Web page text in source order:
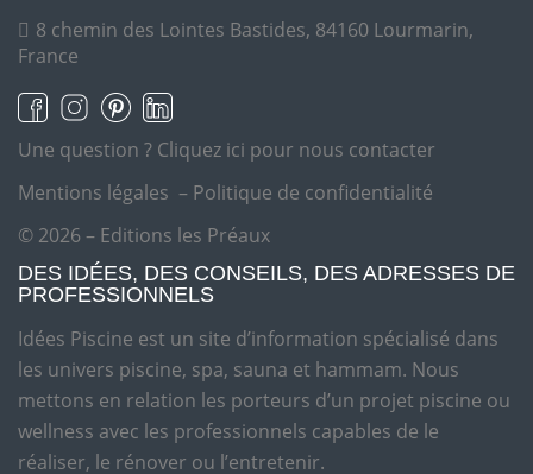
8 chemin des Lointes Bastides, 84160 Lourmarin,
France
Une question ? Cliquez ici pour nous contacter
Mentions légales – Politique de confidentialité
© 2026 – Editions les Préaux
DES IDÉES, DES CONSEILS, DES ADRESSES DE
PROFESSIONNELS
Idées Piscine est un site d’information spécialisé dans
les univers piscine, spa, sauna et hammam. Nous
mettons en relation les porteurs d’un projet piscine ou
wellness avec les professionnels capables de le
réaliser, le rénover ou l’entretenir.